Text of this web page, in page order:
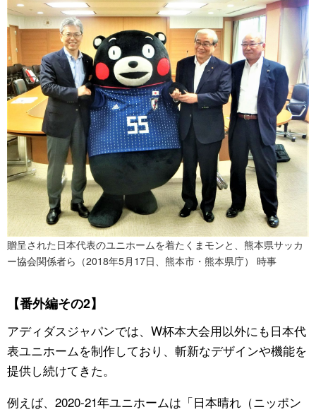
贈呈された日本代表のユニホームを着たくまモンと、熊本県サッカ
ー協会関係者ら（2018年5月17日、熊本市・熊本県庁） 時事
【番外編その2】
アディダスジャパンでは、W杯本大会用以外にも日本代
表ユニホームを制作しており、斬新なデザインや機能を
提供し続けてきた。
例えば、2020-21年ユニホームは「日本晴れ（ニッポン